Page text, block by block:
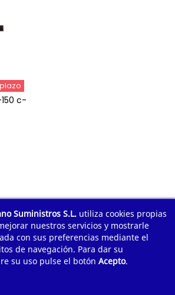
c-
1 ... 9 10 11
241 - 255 de 255 artículos
Suministros S.L. utiliza cookies propias
nuestros servicios y mostrarle
con sus preferencias mediante el
de navegación. Para dar su
su uso pulse el botón Acepto.